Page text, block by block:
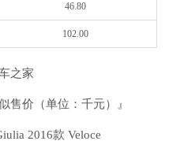
46.80
102.00
售价（单位：千元）』